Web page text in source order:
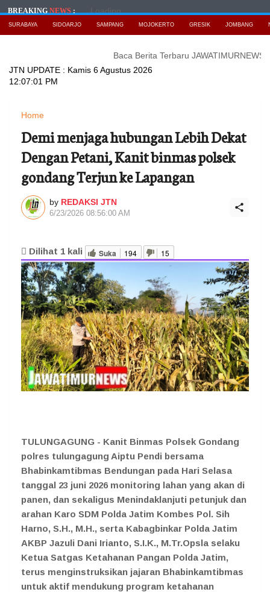
BREAKINGNEWS: Loading...
SURABAYA SIDOARJO SAMPANG MOJOKERTO GRESIK JOMBANG
Baca Berita Terbaru JAWATIMURNEWS
JTN UPDATE : Kamis 6 Agustus 2026
12:07:03 PM
Home
Demi menjaga hubungan Lebih Dekat
Dengan Petani, Kanit binmas polsek
gondang Terjun ke Lapangan
by REDAKSI JTN
6/23/2026 08:56:00 AM
Dilihat 1 kali Suka 194 15
TULUNGAGUNG - Kanit Binmas Polsek Gondang
polres tulungagung Aiptu Pendi bersama
Bhabinkamtibmas Bendungan pada Hari Selasa
tanggal 23 juni 2026 monitoring lahan yang akan di
panen, dan sekaligus Menindaklanjuti petunjuk dan
arahan Karo SDM Polda Jatim Kombes Pol. Sih
Harno, S.H., M.H., serta Kabagbinkar Polda Jatim
AKBP Jazuli Dani Irianto, S.I.K., M.Tr.Opsla selaku
Ketua Satgas Ketahanan Pangan Polda Jatim,
terus menginstruksikan jajaran Bhabinkamtibmas
untuk aktif mendukung program ketahanan